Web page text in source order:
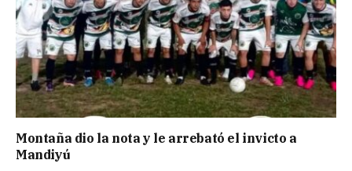
Montaña dio la nota y le arrebató el invicto a
Mandiyú